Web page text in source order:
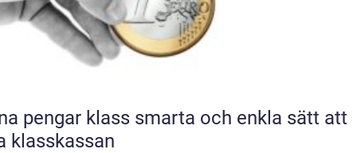
klass smarta och enkla sätt att
klasskassan